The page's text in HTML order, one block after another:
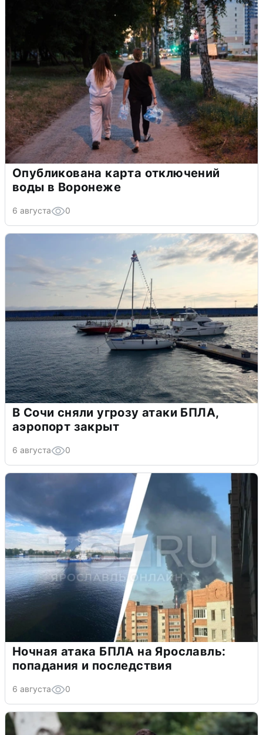
Опубликована карта отключений
воды в Воронеже
6 августа 0
В Сочи сняли угрозу атаки БПЛА,
аэропорт закрыт
6 августа 0
Ночная атака БПЛА на Ярославль:
попадания и последствия
6 августа 0